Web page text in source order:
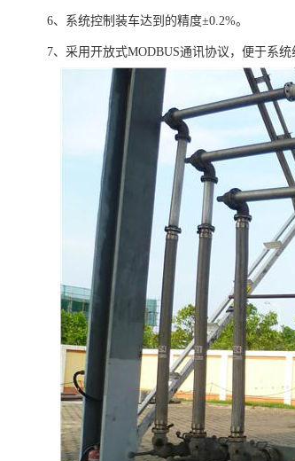
6、系统控制装车达到的精度±0.2%。
7、采用开放式MODBUS通讯协议，便于系统